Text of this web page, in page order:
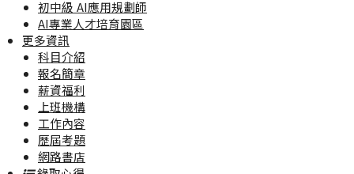
初中級 AI應用規劃師
AI專業人才培育園區
更多資訊
科目介紹
報名簡章
薪資福利
上班機構
工作內容
歷屆考題
網路書店